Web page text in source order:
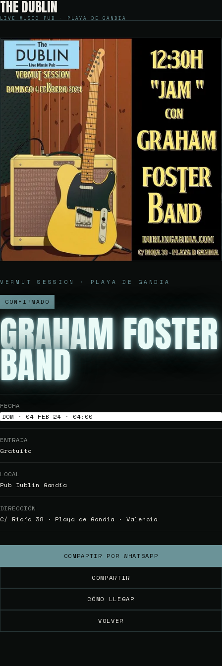
THE DUBLIN
LIVE MUSIC PUB · PLAYA DE GANDIA
VERMUT SESSION · PLAYA DE GANDIA
CONFIRMADO
GRAHAM FOSTER
BAND
FECHA
DOM · 04 FEB 24 · 04:00
ENTRADA
Gratuito
LOCAL
Pub Dublin Gandia
DIRECCIÓN
C/ Rioja 38 · Playa de Gandia · Valencia
COMPARTIR POR WHATSAPP
COMPARTIR
CÓMO LLEGAR
VOLVER